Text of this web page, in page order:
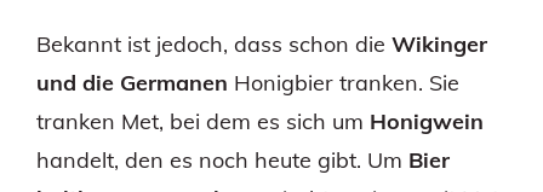
Bekannt ist jedoch, dass schon die Wikinger
und die Germanen Honigbier tranken. Sie
tranken Met, bei dem es sich um Honigwein
handelt, den es noch heute gibt. Um Bier